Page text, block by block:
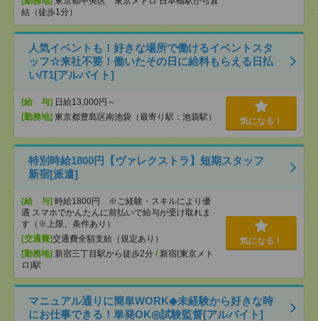
結（徒歩1分）
人気イベントも！好きな場所で働けるイベントスタ
ッフ☆来社不要！働いたその日に給料もらえる日払
い/T1[アルバイト]
[給 与] 日給13,000円～
[勤務地] 東京都豊島区南池袋（最寄り駅：池袋駅） 気になる！
特別時給1800円【ヴァレクストラ】短期スタッフ
新宿[派遣]
[給 与] 時給1800円 ※ご経験・スキルにより優
遇 スマホでかんたんに前払いで給与が受け取れま
す（※上限、条件あり）
[交通費]交通費全額支給（規定あり）
[勤務地] 新宿三丁目駅から徒歩2分 / 新宿(東京メト
ロ)駅
気になる！
マニュアル通りに簡単WORK◆未経験から好きな時
にお仕事できる！単発OK◎試験監督[アルバイト]